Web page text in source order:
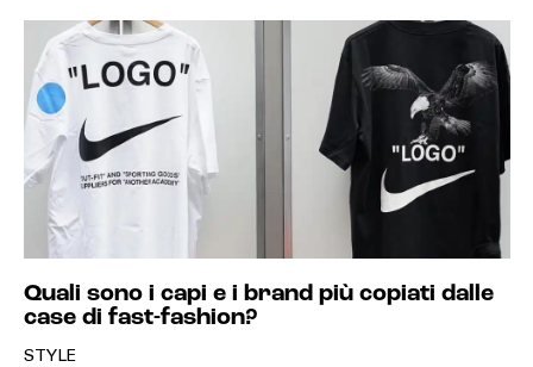
Quali sono i capi e i brand più copiati dalle
case di fast-fashion?
STYLE